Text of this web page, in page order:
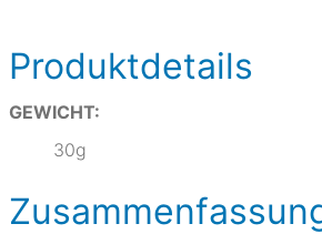
Produktdetails
GEWICHT:
30g